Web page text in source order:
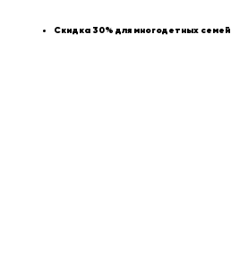
Скидка 30% для многодетных семей